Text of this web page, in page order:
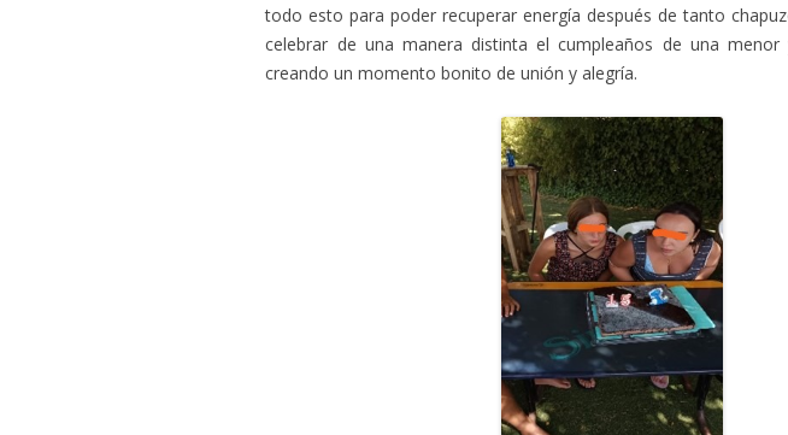
todo esto para poder recuperar energía después de tanto
celebrar de una manera distinta el cumpleaños de una
creando un momento bonito de unión y alegría.